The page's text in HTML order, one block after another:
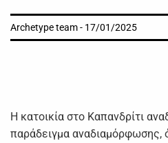
Archetype team - 17/01/2025
Η κατοικία στο Καπανδρίτι
παράδειγμα αναδιαμόρφωσης,